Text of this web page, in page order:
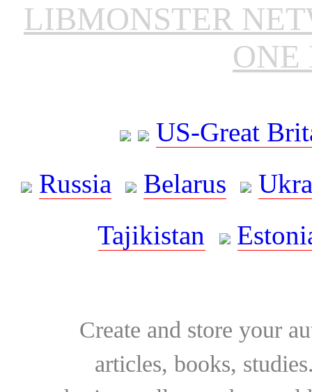
LIBMONSTER
ONE
US-Great
Russia
Belarus
Tajikistan
Create and store your
articles, books,